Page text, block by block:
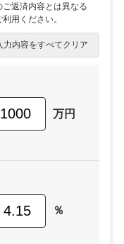
返済内容とは異なる
用ください。
力内容をすべてクリア
万円
％